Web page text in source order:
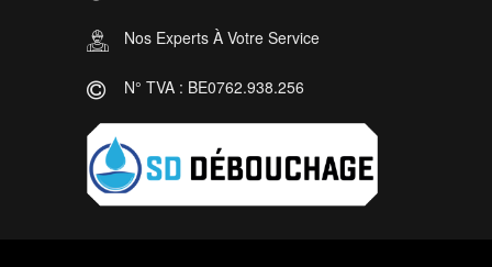
Nos Experts À Votre Service
N° TVA : BE0762.938.256